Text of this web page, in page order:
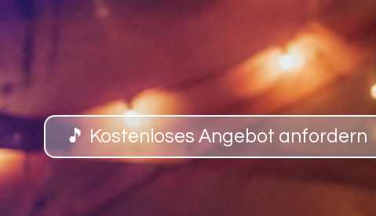
🎵 Kostenloses Angebot anfordern